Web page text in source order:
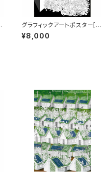
グラフィックアートポスター[R
ecycle Factory] B1サイズ
¥8,000